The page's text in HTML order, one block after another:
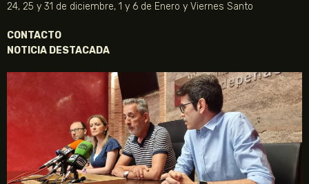
24, 25 y 31 de diciembre, 1 y 6 de Enero y Viernes Santo
CONTACTO
NOTICIA DESTACADA